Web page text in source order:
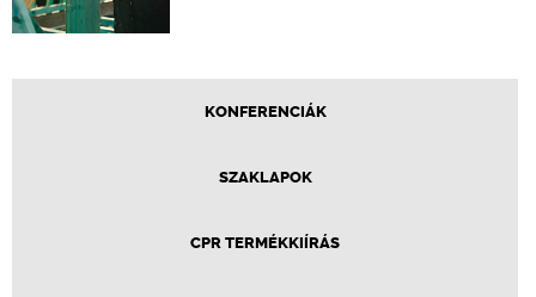
KONFERENCIÁK
SZAKLAPOK
CPR TERMÉKKIÍRÁS